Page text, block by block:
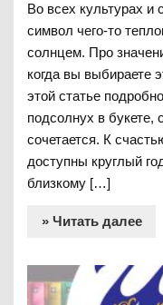
Во всех культурах
символ чего-то
солнцем. Про
когда вы выбираете
этой статье
подсолнух в букете,
сочетается. К
доступны круглый
близкому […]
» Читать далее